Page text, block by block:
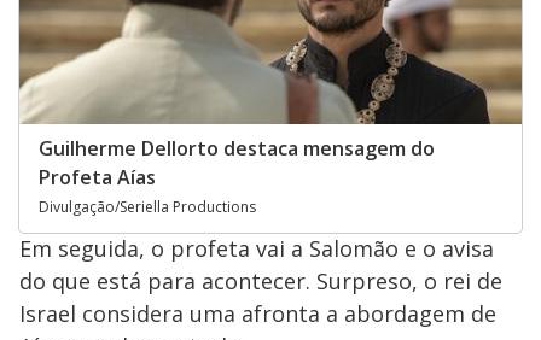
Guilherme Dellorto destaca mensagem do
Profeta Aías
Divulgação/Seriella Productions
Em seguida, o profeta vai a Salomão e o avisa
do que está para acontecer. Surpreso, o rei de
Israel considera uma afronta a abordagem de